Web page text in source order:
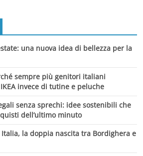
una nuova idea di bellezza per la
sempre più genitori italiani
invece di tutine e peluche
senza sprechi: idee sostenibili che
dell’ultimo minuto
la doppia nascita tra Bordighera e